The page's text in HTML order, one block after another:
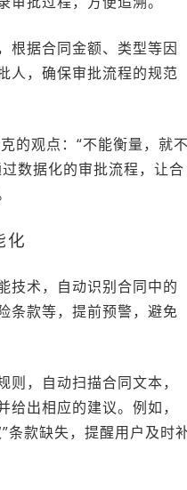
根据合同金额、类型等因
人，确保审批流程的规范
的观点：“不能衡量，就
数据化的审批流程，让合
化
技术，自动识别合同中的
条款等，提前预警，避免
，自动扫描合同文本，
出相应的建议。例如，
条款缺失，提醒用户及时